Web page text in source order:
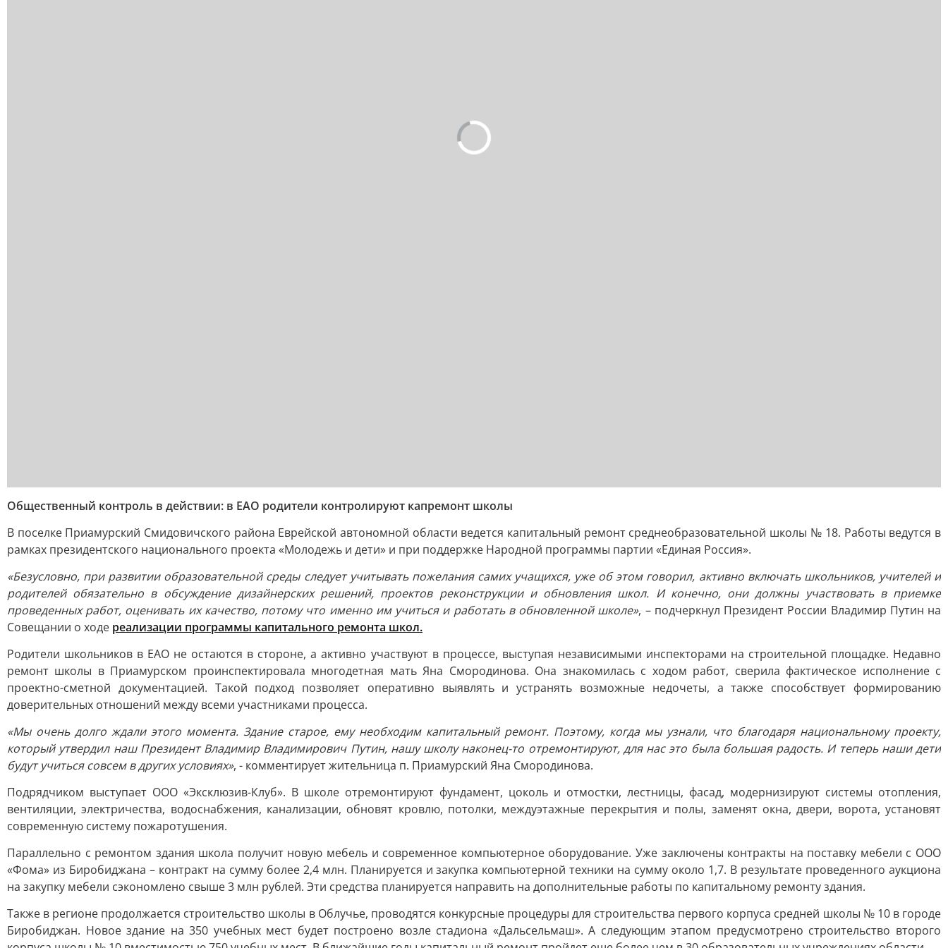
Общественный контроль в действии: в ЕАО родители контролируют капремонт школы
В поселке Приамурский Смидовичского района Еврейской автономной области ведется капитальный ремонт среднеобразовательной школы № 18. Работы ведутся в
рамках президентского национального проекта «Молодежь и дети» и при поддержке Народной программы партии «Единая Россия».
«Безусловно, при развитии образовательной среды следует учитывать пожелания самих учащихся, уже об этом говорил, активно включать школьников, учителей и
родителей обязательно в обсуждение дизайнерских решений, проектов реконструкции и обновления школ. И конечно, они должны участвовать в приемке
проведенных работ, оценивать их качество, потому что именно им учиться и работать в обновленной школе», – подчеркнул Президент России Владимир Путин на
Совещании о ходе реализации программы капитального ремонта школ.
Родители школьников в ЕАО не остаются в стороне, а активно участвуют в процессе, выступая независимыми инспекторами на строительной площадке. Недавно
ремонт школы в Приамурском проинспектировала многодетная мать Яна Смородинова. Она знакомилась с ходом работ, сверила фактическое исполнение с
проектно-сметной документацией. Такой подход позволяет оперативно выявлять и устранять возможные недочеты, а также способствует формированию
доверительных отношений между всеми участниками процесса.
«Мы очень долго ждали этого момента. Здание старое, ему необходим капитальный ремонт. Поэтому, когда мы узнали, что благодаря национальному проекту,
который утвердил наш Президент Владимир Владимирович Путин, нашу школу наконец-то отремонтируют, для нас это была большая радость. И теперь наши дети
будут учиться совсем в других условиях», - комментирует жительница п. Приамурский Яна Смородинова.
Подрядчиком выступает ООО «Эксклюзив-Клуб». В школе отремонтируют фундамент, цоколь и отмостки, лестницы, фасад, модернизируют системы отопления,
вентиляции, электричества, водоснабжения, канализации, обновят кровлю, потолки, междуэтажные перекрытия и полы, заменят окна, двери, ворота, установят
современную систему пожаротушения.
Параллельно с ремонтом здания школа получит новую мебель и современное компьютерное оборудование. Уже заключены контракты на поставку мебели с ООО
«Фома» из Биробиджана – контракт на сумму более 2,4 млн. Планируется и закупка компьютерной техники на сумму около 1,7. В результате проведенного аукциона
на закупку мебели сэкономлено свыше 3 млн рублей. Эти средства планируется направить на дополнительные работы по капитальному ремонту здания.
Также в регионе продолжается строительство школы в Облучье, проводятся конкурсные процедуры для строительства первого корпуса средней школы № 10 в городе
Биробиджан. Новое здание на 350 учебных мест будет построено возле стадиона «Дальсельмаш». А следующим этапом предусмотрено строительство второго